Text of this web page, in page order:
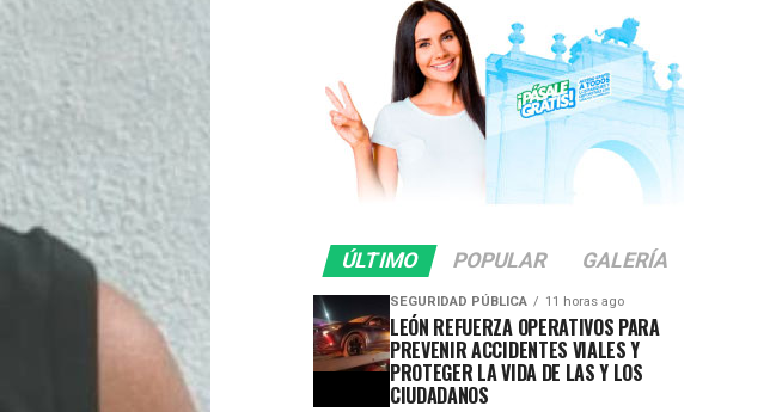
ÚLTIMO POPULAR GALERÍA
SEGURIDAD PÚBLICA 11 horas ago
LEÓN REFUERZA OPERATIVOS PARA
PREVENIR ACCIDENTES VIALES Y
PROTEGER LA VIDA DE LAS Y LOS
CIUDADANOS